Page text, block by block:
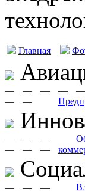
Главная
— — — — —
— —
— —
—
— — —
— — —